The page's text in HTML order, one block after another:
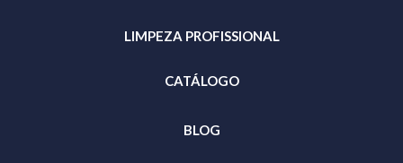
LIMPEZA PROFISSIONAL
CATÁLOGO
BLOG